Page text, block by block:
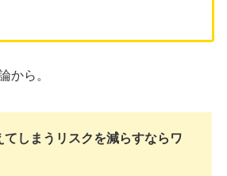
から。
てしまうリスクを減らすならワ